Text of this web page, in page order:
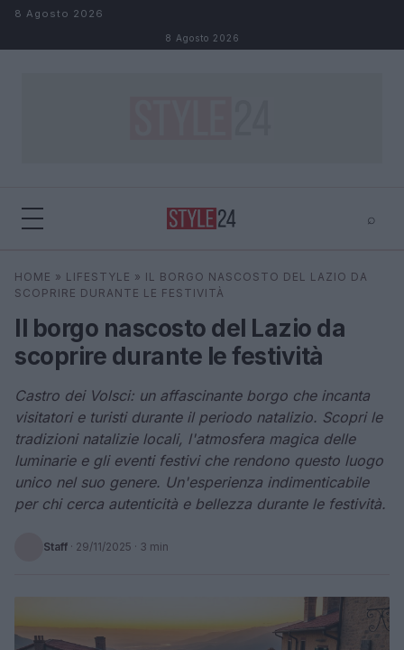
Salta al contenuto
8 Agosto 2026
8 Agosto 2026
⌕
Cerca ⌕
HOME » LIFESTYLE » IL BORGO NASCOSTO DEL LAZIO DA
SCOPRIRE DURANTE LE FESTIVITÀ
Il borgo nascosto del Lazio da
scoprire durante le festività
Castro dei Volsci: un affascinante borgo che incanta
visitatori e turisti durante il periodo natalizio. Scopri le
tradizioni natalizie locali, l'atmosfera magica delle
luminarie e gli eventi festivi che rendono questo luogo
unico nel suo genere. Un'esperienza indimenticabile
per chi cerca autenticità e bellezza durante le festività.
Staff · 29/11/2025 · 3 min